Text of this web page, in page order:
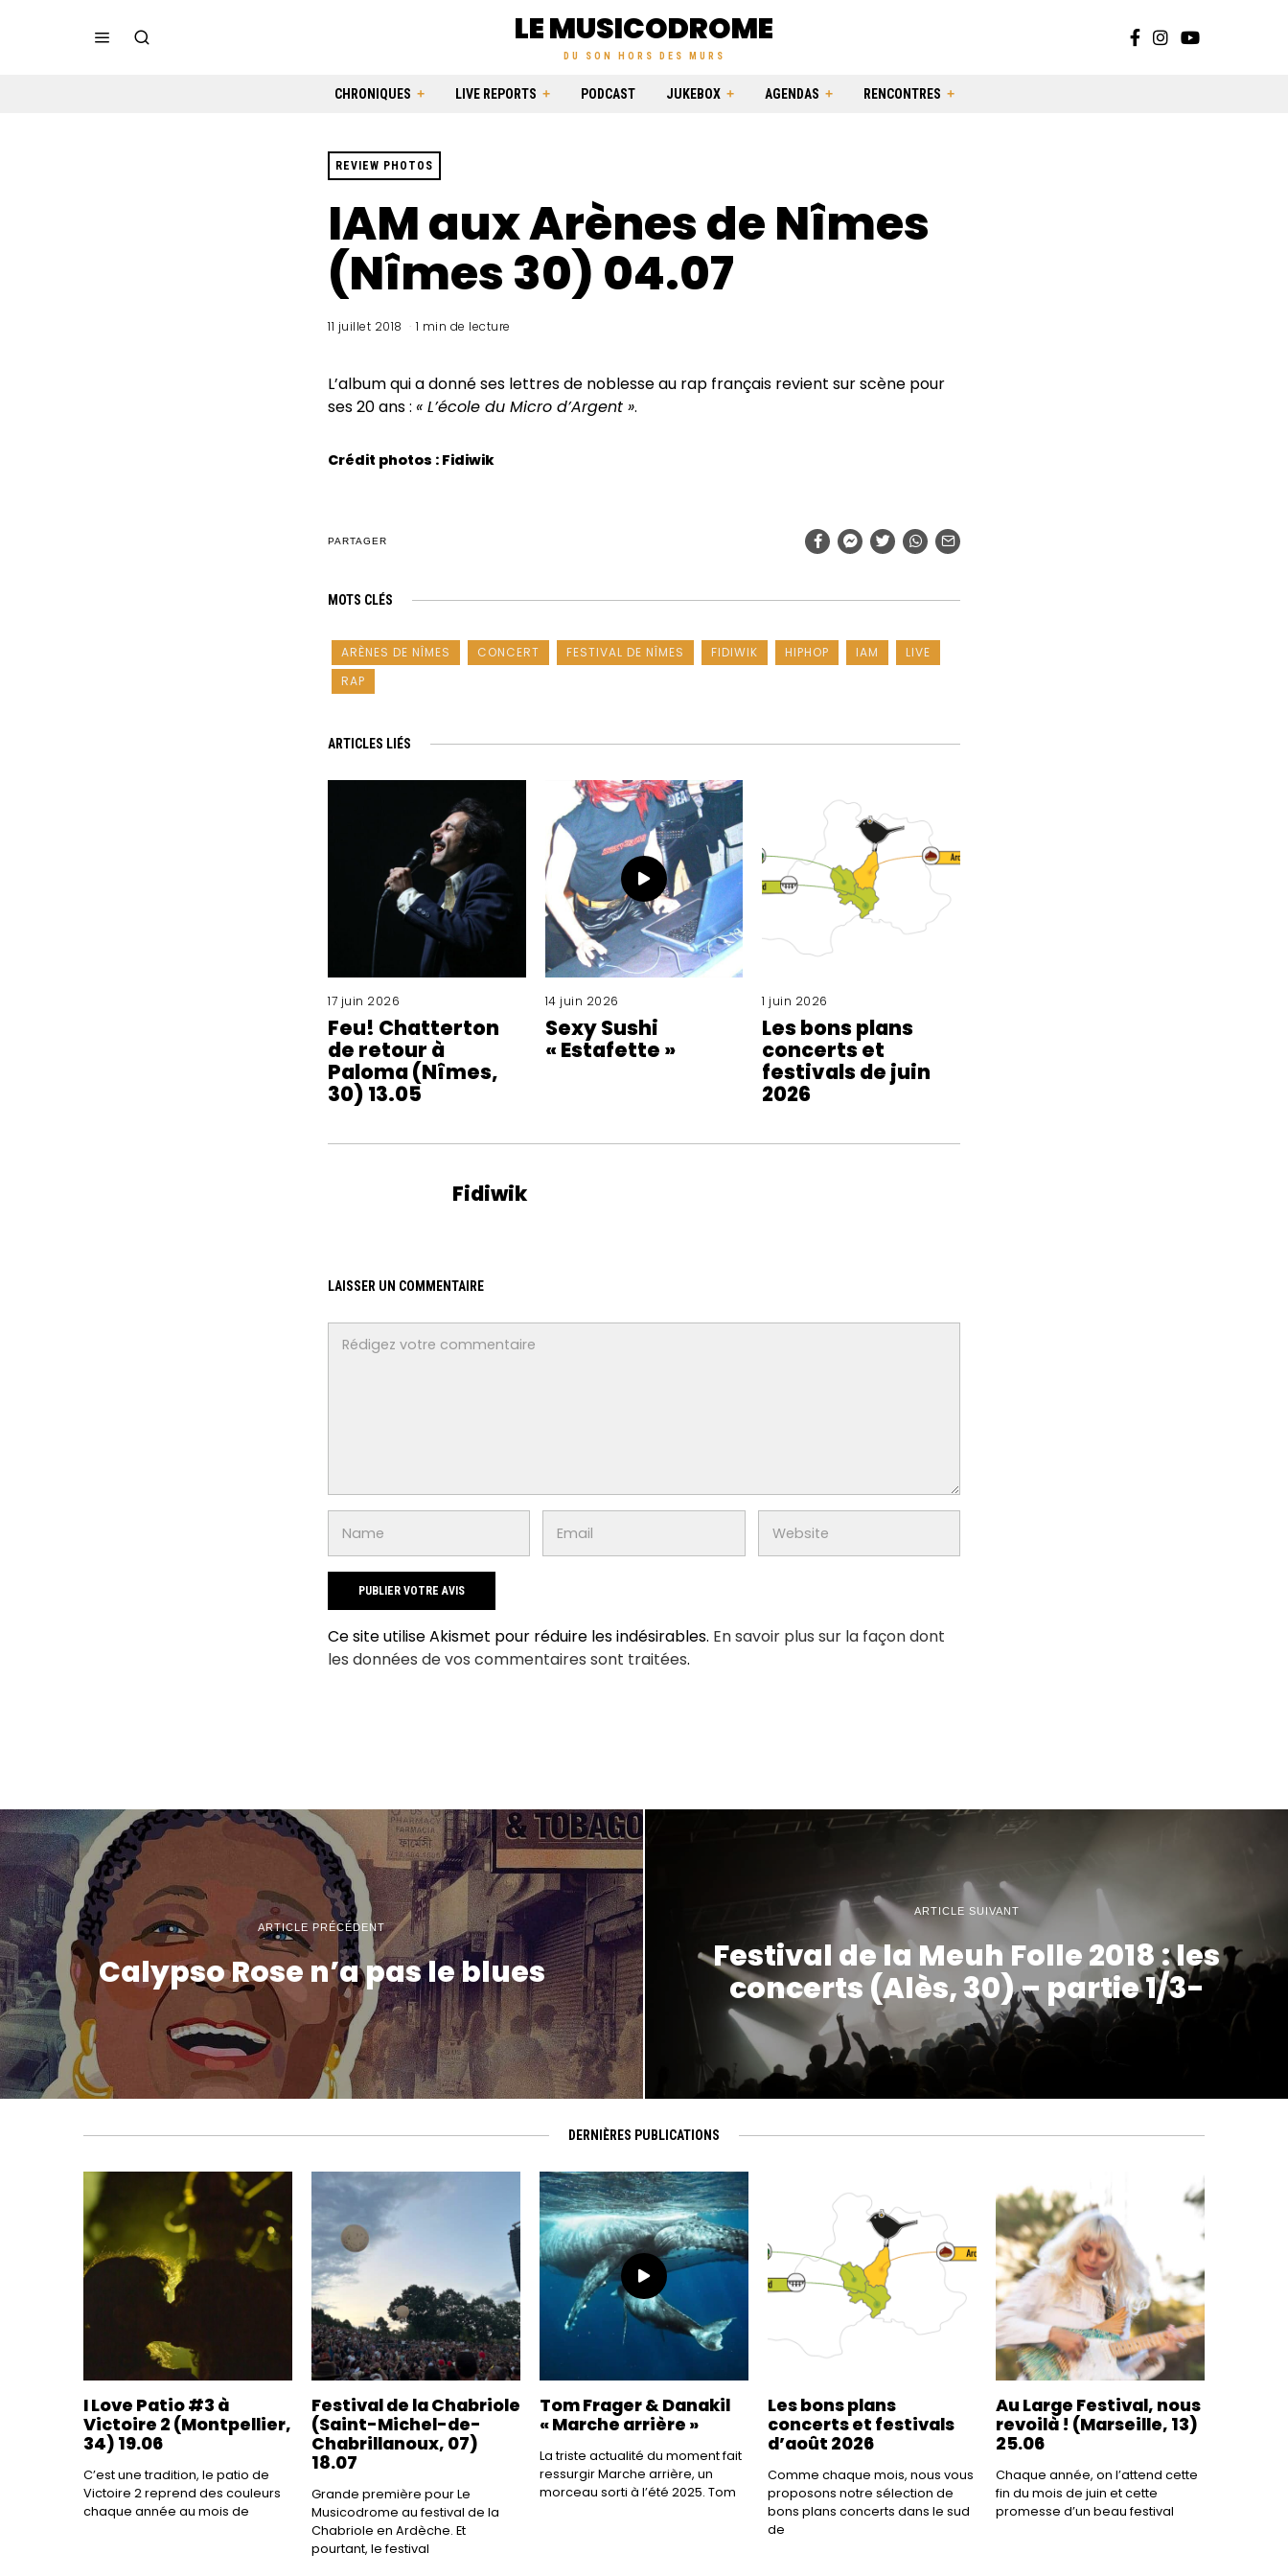
LE MUSICODROME
DU SON HORS DES MURS
CHRONIQUES LIVE REPORTS PODCAST JUKEBOX AGENDAS RENCONTRES
REVIEW PHOTOS
IAM aux Arènes de Nîmes
(Nîmes 30) 04.07
11 juillet 2018 1 min de lecture
L’album qui a donné ses lettres de noblesse au rap français revient sur scène pour
ses 20 ans : « L’école du Micro d’Argent ».
Crédit photos : Fidiwik
PARTAGER
MOTS CLÉS
ARÈNES DE NÎMES CONCERT FESTIVAL DE NÎMES FIDIWIK HIPHOP IAM
LIVE
RAP
ARTICLES LIÉS
17 juin 2026
Feu! Chatterton
de retour à
Paloma (Nîmes,
30) 13.05
14 juin 2026
Sexy Sushi
« Estafette »
1 juin 2026
Les bons plans
concerts et
festivals de juin
2026
Fidiwik
LAISSER UN COMMENTAIRE
Ce site utilise Akismet pour réduire les indésirables. En savoir plus sur la façon dont
les données de vos commentaires sont traitées.
ARTICLE PRÉCÉDENT
Calypso Rose n’a pas le blues
ARTICLE SUIVANT
Festival de la Meuh Folle 2018 : les
concerts (Alès, 30) – partie 1/3-
DERNIÈRES PUBLICATIONS
I Love Patio #3 à
Victoire 2 (Montpellier,
34) 19.06
C’est une tradition, le patio de
Victoire 2 reprend des couleurs
chaque année au mois de
Festival de la Chabriole
(Saint-Michel-de-
Chabrillanoux, 07)
18.07
Grande première pour Le
Musicodrome au festival de la
Chabriole en Ardèche. Et
pourtant, le festival
Tom Frager & Danakil
« Marche arrière »
La triste actualité du moment fait
ressurgir Marche arrière, un
morceau sorti à l’été 2025. Tom
Les bons plans
concerts et festivals
d’août 2026
Comme chaque mois, nous vous
proposons notre sélection de
bons plans concerts dans le sud
de
Au Large Festival, nous
revoilà ! (Marseille, 13)
25.06
Chaque année, on l’attend cette
fin du mois de juin et cette
promesse d’un beau festival